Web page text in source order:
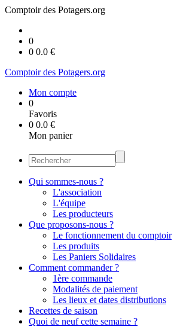
Comptoir des Potagers.org
0
0 0.0 €
Comptoir des Potagers.org
Mon compte
0
Favoris
0 0.0 €
Mon panier
Qui sommes-nous ?
L'association
L'équipe
Les producteurs
Que proposons-nous ?
Le fonctionnement du comptoir
Les produits
Les Paniers Solidaires
Comment commander ?
1ère commande
Modalités de paiement
Les lieux et dates distributions
Recettes de saison
Quoi de neuf cette semaine ?